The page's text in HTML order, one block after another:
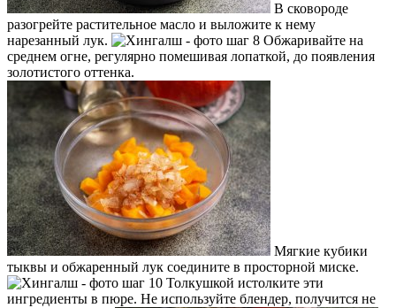
В сковороде
разогрейте растительное масло и выложите к нему
нарезанный лук.
Обжаривайте на
среднем огне, регулярно помешивая лопаткой, до появления
золотистого оттенка.
Мягкие кубики
тыквы и обжаренный лук соедините в просторной миске.
Толкушкой истолките эти
ингредиенты в пюре. Не используйте блендер, получится не